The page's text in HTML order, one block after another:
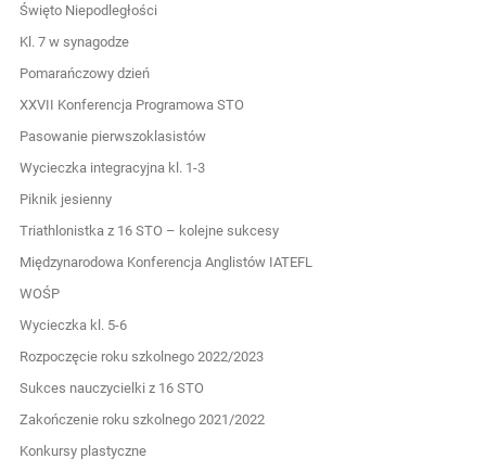
Święto Niepodległości
Kl. 7 w synagodze
Pomarańczowy dzień
XXVII Konferencja Programowa STO
Pasowanie pierwszoklasistów
Wycieczka integracyjna kl. 1-3
Piknik jesienny
Triathlonistka z 16 STO – kolejne sukcesy
Międzynarodowa Konferencja Anglistów IATEFL
WOŚP
Wycieczka kl. 5-6
Rozpoczęcie roku szkolnego 2022/2023
Sukces nauczycielki z 16 STO
Zakończenie roku szkolnego 2021/2022
Konkursy plastyczne